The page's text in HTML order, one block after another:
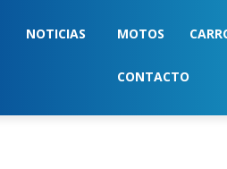
NOTICIAS MOTOS
CONTACTO